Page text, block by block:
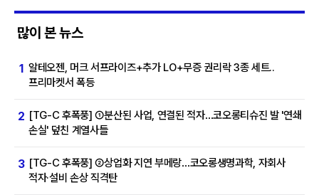
많이 본 뉴스
1 알테오젠, 머크 서프라이즈+추가 LO+무증 권리락 3종 세트..
프리마켓서 폭등
2 [TG-C 후폭풍] ①분산된 사업, 연결된 적자…코오롱티슈진 발 '연쇄
손실' 덮친 계열사들
3 [TG-C 후폭풍] ②상업화 지연 부메랑…코오롱생명과학, 자회사
적자·설비 손상 직격탄